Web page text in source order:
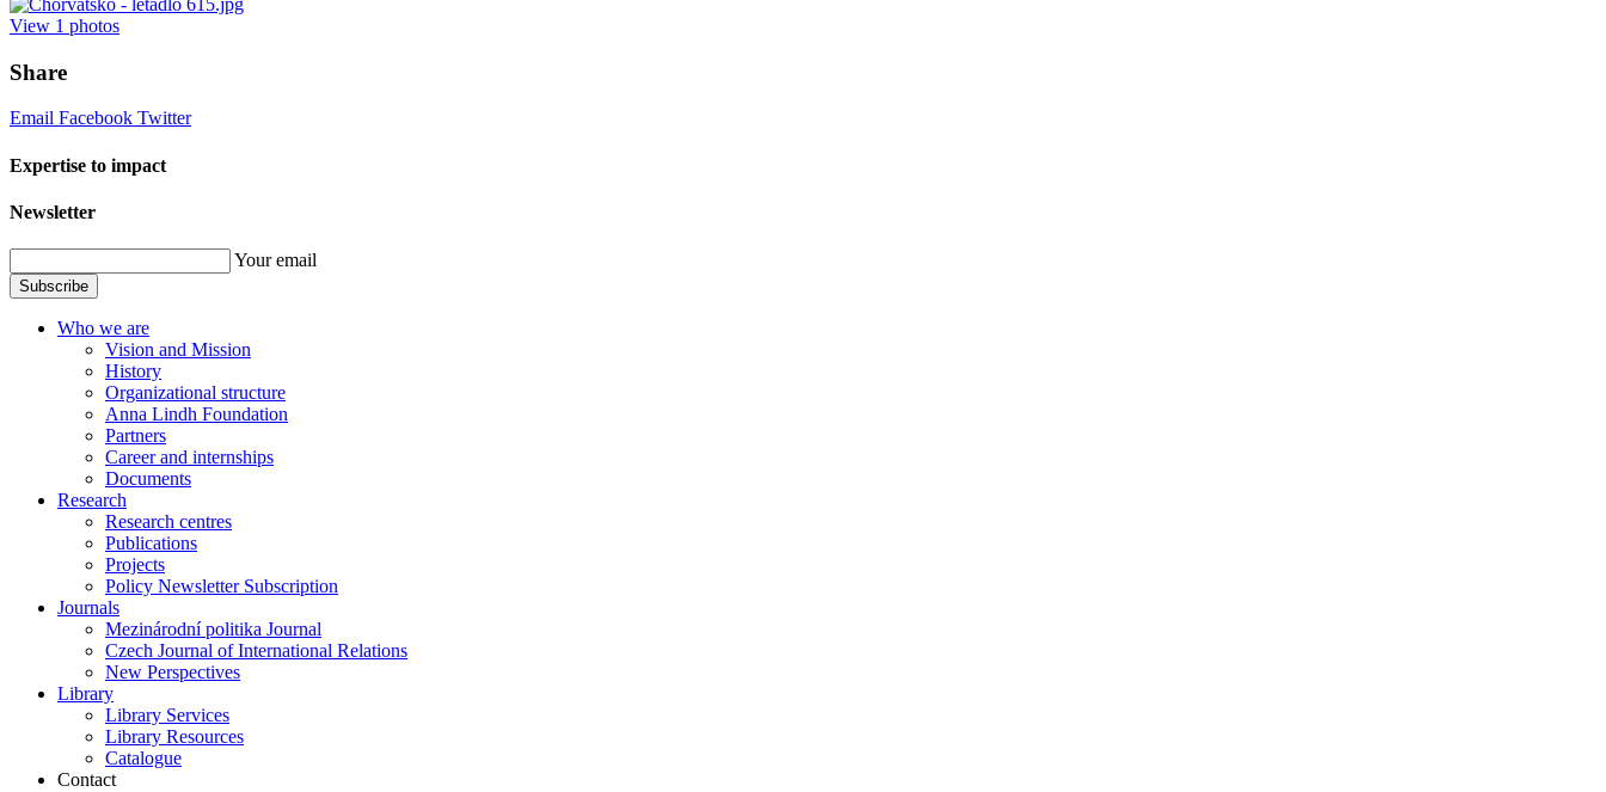
View 1 photos
Share
Email Facebook Twitter
Expertise to impact
Newsletter
Your email
Subscribe
Who we are
Vision and Mission
History
Organizational structure
Anna Lindh Foundation
Partners
Career and internships
Documents
Research
Research centres
Publications
Projects
Policy Newsletter Subscription
Journals
Mezinárodní politika Journal
Czech Journal of International Relations
New Perspectives
Library
Library Services
Library Resources
Catalogue
Contact